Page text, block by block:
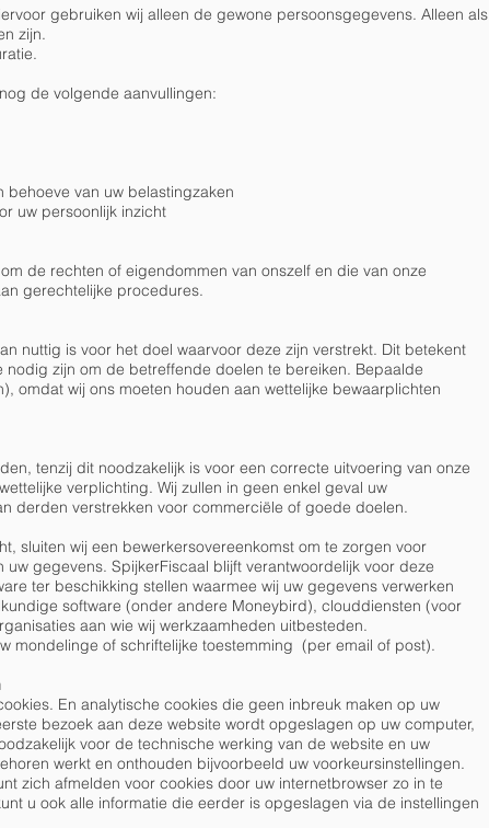
gebruiken wij alleen de gewone persoonsgegevens. Alleen als
zijn.
de volgende aanvullingen:
van uw belastingzaken
uw persoonlijk inzicht
de rechten of eigendommen van onszelf en die van onze
gerechtelijke procedures.
nuttig is voor het doel waarvoor deze zijn verstrekt. Dit betekent
zijn om de betreffende doelen te bereiken. Bepaalde
omdat wij ons moeten houden aan wettelijke bewaarplichten
tenzij dit noodzakelijk is voor een correcte uitvoering van onze
verplichting. Wij zullen in geen enkel geval uw
derden verstrekken voor commerciële of goede doelen.
sluiten wij een bewerkersovereenkomst om te zorgen voor
gegevens. SpijkerFiscaal blijft verantwoordelijk voor deze
ter beschikking stellen waarmee wij uw gegevens verwerken
software (onder andere Moneybird), clouddiensten (voor
aan wie wij werkzaamheden uitbesteden.
mondelinge of schriftelijke toestemming (per email of post).
En analytische cookies die geen inbreuk maken op uw
bezoek aan deze website wordt opgeslagen op uw computer,
voor de technische werking van de website en uw
werkt en onthouden bijvoorbeeld uw voorkeursinstellingen.
zich afmelden voor cookies door uw internetbrowser zo in te
u ook alle informatie die eerder is opgeslagen via de instellingen